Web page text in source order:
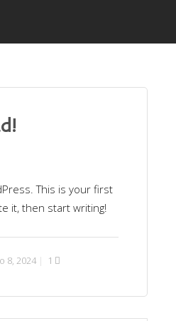
This is your first
it, then start writing!
8, 2024 1